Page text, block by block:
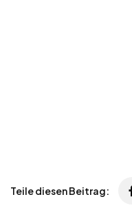
Teile diesen Beitrag: